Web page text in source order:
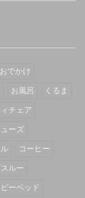
おでかけ
お風呂
くるま
チェア
ーズ
コーヒー
ルー
ーベッド